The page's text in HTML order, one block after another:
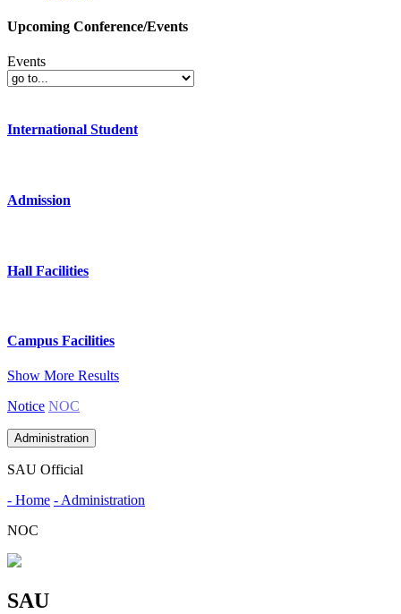
Upcoming Conference/Events
Events
International Student
Admission
Hall Facilities
Campus Facilities
Show More Results
Notice NOC
Administration
SAU Official
- Home - Administration
NOC
SAU